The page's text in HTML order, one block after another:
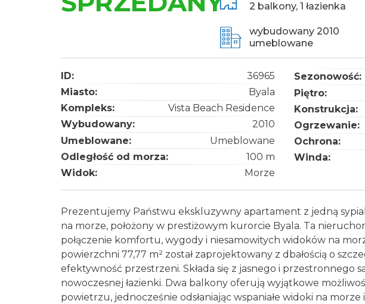
2 balkony, 1 łazienka
wybudowany 2010
umeblowane
ID:
36965
Miasto:
Byala
Kompleks:
Vista Beach Residence
Wybudowany:
2010
Umeblowane:
Umeblowane
Odległość od morza:
100 m
Widok:
Morze
Sezonowość:
Piętro:
Konstrukcja:
Ogrzewanie:
Ochrona:
Winda:
Prezentujemy Państwu ekskluzywny apartament z jedną
na morze, położony w prestiżowym kurorcie Byala. Ta
połączenie komfortu, wygody i niesamowitych widoków na
powierzchni 77,77 m² został zaprojektowany z dbałością o
efektywność przestrzeni. Składa się z jasnego i przestronnego
nowoczesnej łazienki. Dwa balkony oferują wyjątkowe
powietrzu, jednocześnie odsłaniając wspaniałe widoki na morze